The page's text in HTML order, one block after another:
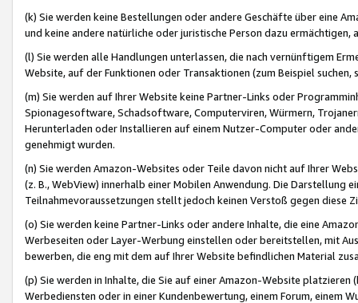
(k) Sie werden keine Bestellungen oder andere Geschäfte über eine
und keine andere natürliche oder juristische Person dazu
(l) Sie werden alle Handlungen unterlassen, die nach vernünftigem
Website, auf der Funktionen oder Transaktionen (zum Beispiel
(m) Sie werden auf Ihrer Website keine Partner-Links oder
Spionagesoftware, Schadsoftware, Computerviren, Würmern,
Herunterladen oder Installieren auf einem Nutzer-Computer oder
genehmigt wurden.
(n) Sie werden Amazon-Websites oder Teile davon nicht auf Ihrer
(z. B., WebView) innerhalb einer Mobilen Anwendung. Die Darstellung
Teilnahmevoraussetzungen stellt jedoch keinen Verstoß gegen diese
(o) Sie werden keine Partner-Links oder andere Inhalte, die eine
Werbeseiten oder Layer-Werbung einstellen oder bereitstellen, mit
bewerben, die eng mit dem auf Ihrer Website befindlichen Material
(p) Sie werden in Inhalte, die Sie auf einer Amazon-Website
Werbediensten oder in einer Kundenbewertung, einem Forum, einem